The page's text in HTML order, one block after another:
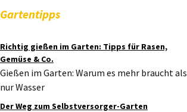
Gartentipps
Richtig gießen im Garten: Tipps für Rasen,
Gemüse & Co.
Gießen im Garten: Warum es mehr braucht als
nur Wasser
Der Weg zum Selbstversorger-Garten